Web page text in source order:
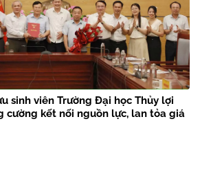
sinh viên Trường Đại học Thủy lợi
cường kết nối nguồn lực, lan tỏa giá